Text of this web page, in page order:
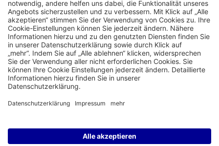
Ansprechpartner
Service
Frankfurt Airport
properties.socialType
properties.socialType
properties.socialType
properties.socialType
©2004-2026 Fraport AG Frankfurt Airport Services Worldwide